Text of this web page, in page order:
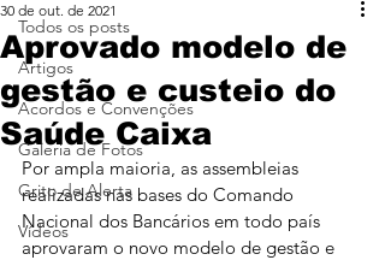
Todos os posts
Artigos
Acordos e Convenções
Galeria de Fotos
Grito de Alerta
Vídeos
Aprovado modelo de
gestão e custeio do
Saúde Caixa
30 de out. de 2021
Por ampla maioria, as assembleias
realizadas nas bases do Comando
Nacional dos Bancários em todo país
aprovaram o novo modelo de gestão e